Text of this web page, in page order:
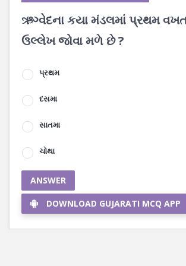
ઋગ્વેદના કયા મંડલમાં પ્રથમ વખત
ઉલ્લેખ જોવા મળે છે ?
પ્રથમ
દસમા
સાતમા
ચોથા
ANSWER
DOWNLOAD GUJARATI MCQ APP